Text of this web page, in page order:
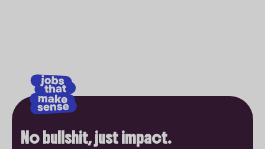
No bullshit, just impact.